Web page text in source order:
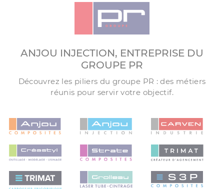
ANJOU INJECTION, ENTREPRISE DU
GROUPE PR
Découvrez les piliers du groupe PR : des métiers
réunis pour servir votre objectif.